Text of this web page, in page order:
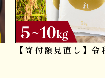
【寄付額見直し】